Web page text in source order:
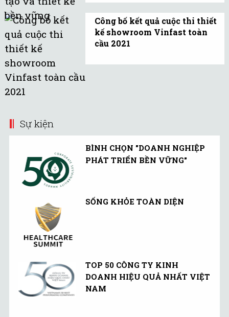
hội Thiết kế TP.HCM
(VDAS) bảo trợ sẽ diễn ra
tại Thiskyhall Sala
Công bố kết quả cuộc thi thiết
kế showroom Vinfast toàn
cầu 2021
(New York, Mỹ).
Sự kiện
BÌNH CHỌN "DOANH NGHIỆP
PHÁT TRIỂN BỀN VỮNG"
SỐNG KHỎE TOÀN DIỆN
TOP 50 CÔNG TY KINH
DOANH HIỆU QUẢ NHẤT VIỆT
NAM